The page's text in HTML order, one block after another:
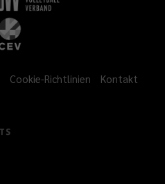
Cookie-Richtlinien Kontakt